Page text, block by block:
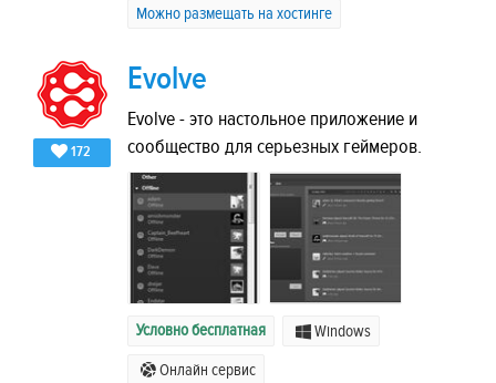
Можно размещать на хостинге
172
Evolve
Evolve - это настольное приложение и
сообщество для серьезных геймеров.
Условно бесплатная Windows
Онлайн сервис